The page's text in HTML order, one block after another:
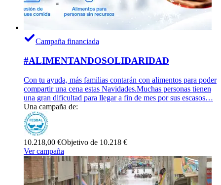
Campaña financiada
#ALIMENTANDOSOLIDARIDAD
Con tu ayuda, más familias contarán con alimentos para poder
compartir una cena estas Navidades.Muchas personas tienen
una gran dificultad para llegar a fin de mes por sus escasos…
Una campaña de:
10.218,00 €Objetivo de 10.218 €
Ver campaña